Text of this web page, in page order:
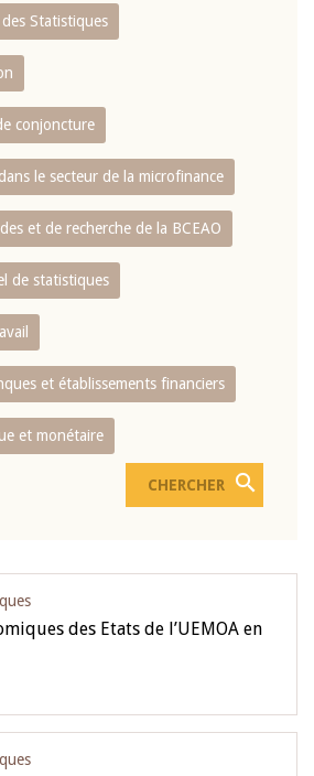
Statistiques
conjoncture
le secteur de la microfinance
et de recherche de la BCEAO
de statistiques
et établissements financiers
et monétaire
des Etats de l’UEMOA en